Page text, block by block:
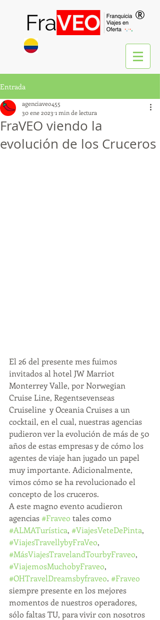
®
Entrada
FraVEO viendo la
evolución de los Cruceros
agenciaveo455
30 ene 2023 1 min de lectura
El 26 del presente mes fuimos
invitados al hotel JW Marriot
Monterrey Valle, por Norwegian
Cruise Line, Regentsevenseas
Cruiseline  y Oceania Cruises a un
cocktail, en el cual, nuestras agencias
pudieron ver la evolución de más de 50
años de estas empresas y de cómo los
agentes de viaje han jugado un papel
muy importante. Adicionalmente,
vimos cómo se ha revolucionado el
concepto de los cruceros.
A este magno evento acudieron
agencias #Fraveo tales como
#ALMATurística, #ViajesVeteDePinta,
#ViajesTravellybyFraVeo,
#MásViajesTravelandTourbyFraveo,
#ViajemosMuchobyFraveo,
#OHTravelDreamsbyfraveo. #Fraveo
siempre presente en los mejores
momentos de nuestros operadores,
sólo faltas TU, para vivir con nosotros